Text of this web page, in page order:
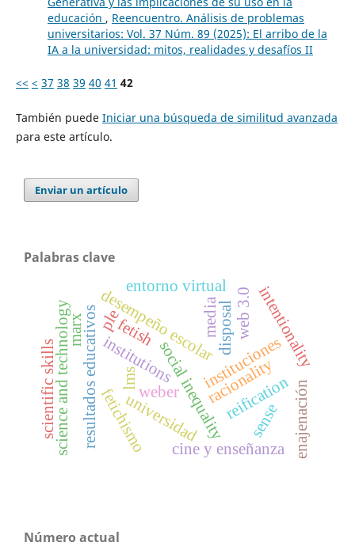
educación , Reencuentro. Análisis de problemas
universitarios: Vol. 37 Núm. 89 (2025): El arribo de la
IA a la universidad: mitos, realidades y desafíos II
<< < 37 38 39 40 41 42
También puede Iniciar una búsqueda de similitud avanzada
para este artículo.
Enviar un artículo
Palabras clave
universidad
fetichismo
resultados educativosdesempeño escolar
social inequalityracionality
weber
institutions instituciones
fetish disposal
reificationenajenación
marx media
cine y enseñanza
science and technology
scientific skills
ple
lms
entorno virtual
web 3.0intentionality
sense
Número actual